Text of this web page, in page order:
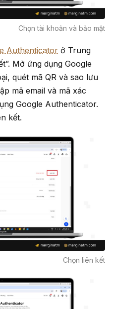
Chọn tài khoản và bảo mật
Authenticator ở Trung
Mở ứng dụng Google
quét mã QR và sao lưu
mã email và mã xác
Google Authenticator.
kết.
Chọn liên kết